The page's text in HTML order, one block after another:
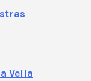
Vella